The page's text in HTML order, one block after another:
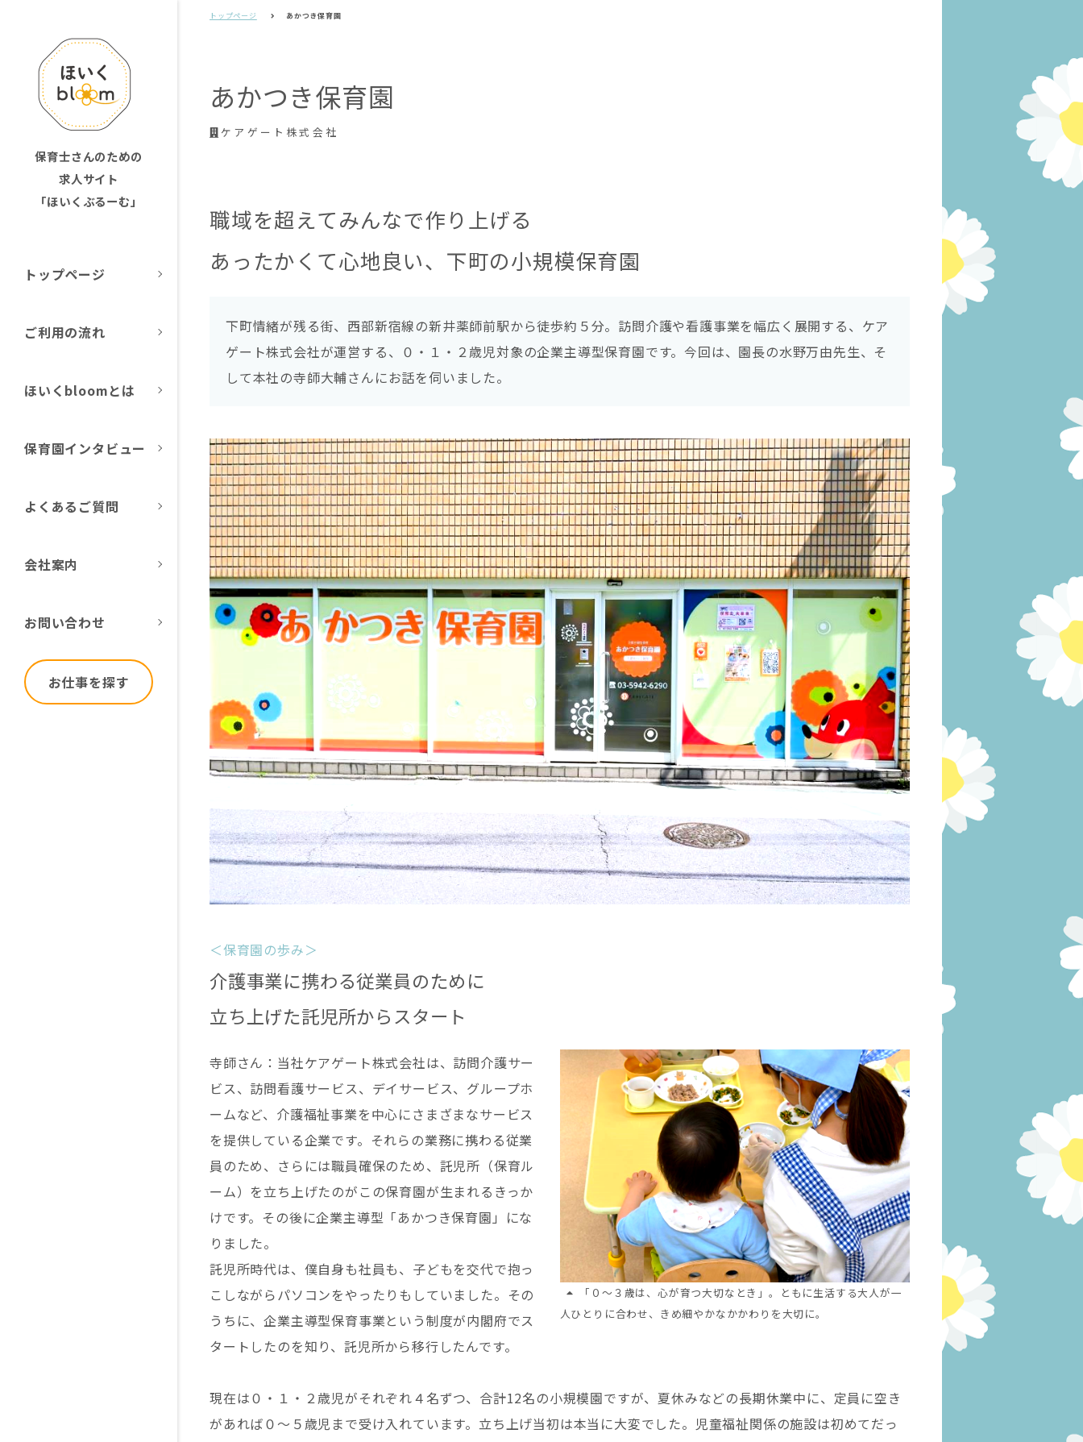
保育士さんのための
求人サイト
「ほいくぶるーむ」
トップページ
ご利用の流れ
ほいくbloomとは
保育園インタビュー
よくあるご質問
会社案内
お問い合わせ
お仕事を探す
トップページ あかつき保育園
あかつき保育園
ケアゲート株式会社
職域を超えてみんなで作り上げる
あったかくて心地良い、下町の小規模保育園
下町情緒が残る街、西部新宿線の新井薬師前駅から徒歩約５分。訪問介護や看護事業を幅広く展開する、ケア
ゲート株式会社が運営する、０・１・２歳児対象の企業主導型保育園です。今回は、園長の水野万由先生、そ
して本社の寺師大輔さんにお話を伺いました。
＜保育園の歩み＞
介護事業に携わる従業員のために
立ち上げた託児所からスタート
「０～３歳は、心が育つ大切なとき」。ともに生活する大人が一
人ひとりに合わせ、きめ細やかなかかわりを大切に。
寺師さん：当社ケアゲート株式会社は、訪問介護サー
ビス、訪問看護サービス、デイサービス、グループホ
ームなど、介護福祉事業を中心にさまざまなサービス
を提供している企業です。それらの業務に携わる従業
員のため、さらには職員確保のため、託児所（保育ル
ーム）を立ち上げたのがこの保育園が生まれるきっか
けです。その後に企業主導型「あかつき保育園」にな
りました。
託児所時代は、僕自身も社員も、子どもを交代で抱っ
こしながらパソコンをやったりもしていました。その
うちに、企業主導型保育事業という制度が内閣府でス
タートしたのを知り、託児所から移行したんです。
現在は０・１・２歳児がそれぞれ４名ずつ、合計12名の小規模園ですが、夏休みなどの長期休業中に、定員に空き
があれば０～５歳児まで受け入れています。立ち上げ当初は本当に大変でした。児童福祉関係の施設は初めてだっ